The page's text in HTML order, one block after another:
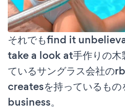
それでもfind it
take a look at手作りの木
ているサングラス会社の
createsを持っているも
business。